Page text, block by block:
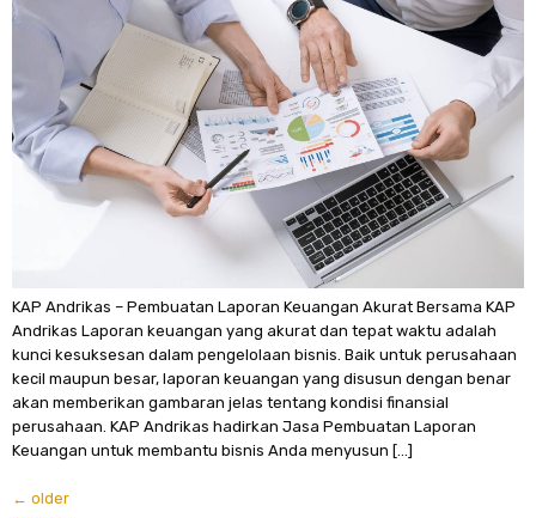
KAP Andrikas – Pembuatan Laporan Keuangan Akurat Bersama KAP
Andrikas Laporan keuangan yang akurat dan tepat waktu adalah
kunci kesuksesan dalam pengelolaan bisnis. Baik untuk perusahaan
kecil maupun besar, laporan keuangan yang disusun dengan benar
akan memberikan gambaran jelas tentang kondisi finansial
perusahaan. KAP Andrikas hadirkan Jasa Pembuatan Laporan
Keuangan untuk membantu bisnis Anda menyusun […]
← older